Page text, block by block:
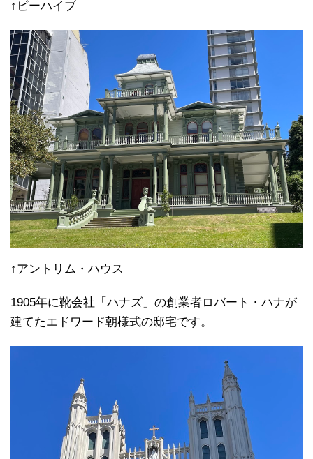
↑ビーハイブ
↑アントリム・ハウス
1905年に靴会社「ハナズ」の創業者ロバート・ハナが
建てたエドワード朝様式の邸宅です。